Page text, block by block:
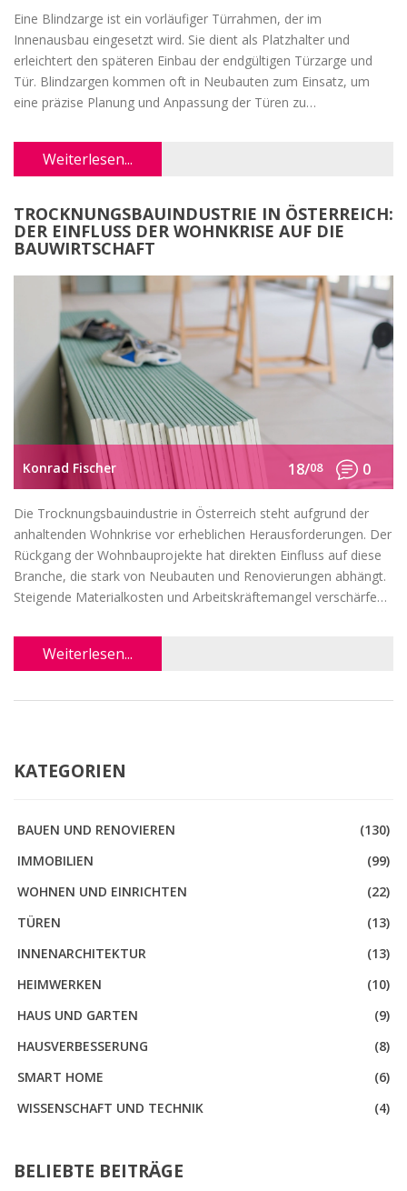
Eine Blindzarge ist ein vorläufiger Türrahmen, der im
Innenausbau eingesetzt wird. Sie dient als Platzhalter und
erleichtert den späteren Einbau der endgültigen Türzarge und
Tür. Blindzargen kommen oft in Neubauten zum Einsatz, um
eine präzise Planung und Anpassung der Türen zu
sowie einige nützliche Tipps zum Umgang mit Blindzargen
erläutert.Weiterlesen...
TROCKNUNGSBAUINDUSTRIE IN ÖSTERREICH:
DER EINFLUSS DER WOHNKRISE AUF DIE
BAUWIRTSCHAFT
Konrad Fischer 18/08 0
Die Trocknungsbauindustrie in Österreich steht aufgrund der
anhaltenden Wohnkrise vor erheblichen Herausforderungen. Der
Rückgang der Wohnbauprojekte hat direkten Einfluss auf diese
Branche, die stark von Neubauten und Renovierungen abhängt.
Steigende Materialkosten und Arbeitskräftemangel verschärfen
Weiterlesen...
KATEGORIEN
BAUEN UND RENOVIEREN
(130)
IMMOBILIEN
(99)
WOHNEN UND EINRICHTEN
(22)
TÜREN
(13)
INNENARCHITEKTUR
(13)
HEIMWERKEN
(10)
HAUS UND GARTEN
(9)
HAUSVERBESSERUNG
(8)
SMART HOME
(6)
WISSENSCHAFT UND TECHNIK
(4)
BELIEBTE BEITRÄGE